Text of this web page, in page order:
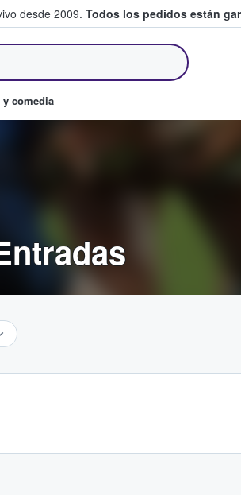
desde 2009. Todos los pedidos están
entre fans
y comedia